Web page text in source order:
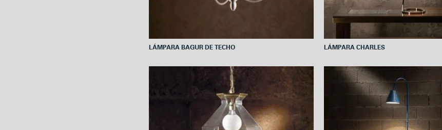
LÁMPARA BAGUR DE TECHO LÁMPARA CHARLES